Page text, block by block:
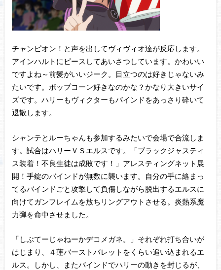
チャンピオン！と声を出してヴィヴィオ達が反応します。
アインハルトにピースしてあいさつしています。かわいい
ですよね～前髪がいいジーク。目立つのは好きじゃないみ
たいです。ポップコーン好きなのかな？かなり大きいサイ
ズです。ハリーもヴィクターもバインドをあっさり砕いて
退散します。
シャンテとルーちゃんも参加するみたいで会場で合流しま
す。試合はハリーＶＳエルスです。「ブラックジャスティ
ス装着！不良生徒は成敗です！」アレスティングネット展
開！手錠のバインドが無数に襲います。自分の手に絡まっ
てるバインドごと攻撃して負傷しながら脱出するエルスに
向けてガンフレイムを放ちリングアウトさせる。炎熱系魔
力弾を命中させました。
「しぶてーじゃねーかデコメガネ。」それぞれ打ち合いが
はじまり、４蓮バーストバレットをくらい追い込まれるエ
ルス。しかし、またバインドでハリーの動きを封じるが、